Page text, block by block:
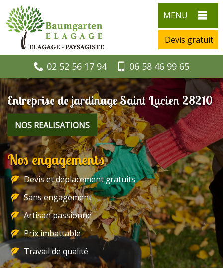
MENU
Devis gratuit
02 52 56 17 94 06 58 46 99 65
Entreprise de jardinage Saint Lucien 28210
NOS REALISATIONS
Nos engagements
Devis et déplacement gratuits
Sans engagement
Artisan passionné
Prix imbattable
Travail de qualité